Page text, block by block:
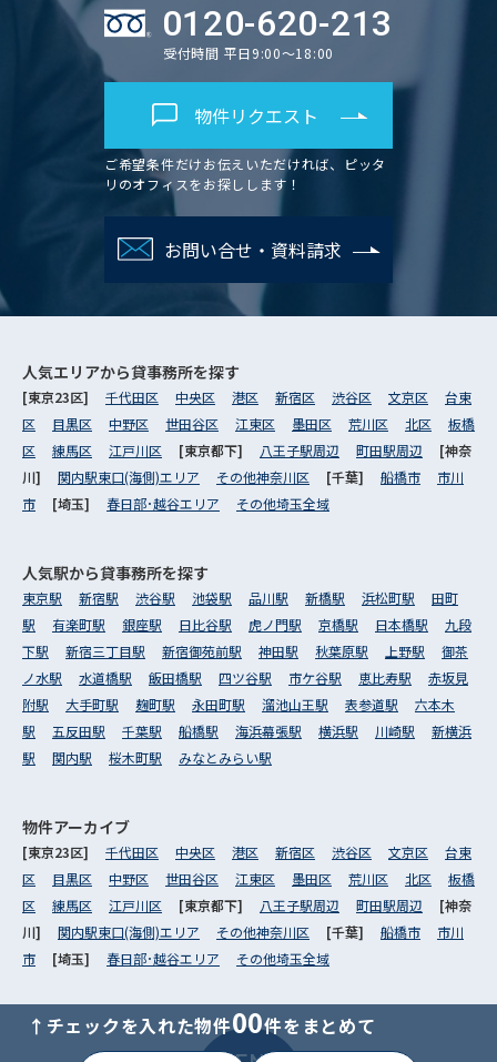
↑チェックを入れた物件00件をまとめて
0120-620-213
受付時間 平日9:00～18:00
物件リクエスト
ご希望条件だけお伝えいただければ、ピッタ
リのオフィスをお探しします！
お問い合せ・資料請求
人気エリアから貸事務所を探す
[東京23区] 千代田区 中央区 港区 新宿区 渋谷区 文京区
台東
区
目黒区 中野区 世田谷区 江東区 墨田区 荒川区 北区
板橋
区
練馬区 江戸川区 [東京都下] 八王子駅周辺 町田駅周辺
[神奈
川] 関内駅東口(海側)エリア その他神奈川区 [千葉] 船橋市
市川
市
[埼玉] 春日部･越谷エリア その他埼玉全域
人気駅から貸事務所を探す
東京駅 新宿駅 渋谷駅 池袋駅 品川駅 新橋駅 浜松町駅
田町
駅
有楽町駅 銀座駅 日比谷駅 虎ノ門駅 京橋駅 日本橋駅
九段
下駅
新宿三丁目駅 新宿御苑前駅 神田駅 秋葉原駅 上野駅
御茶
ノ水駅
水道橋駅 飯田橋駅 四ツ谷駅 市ケ谷駅 恵比寿駅
赤坂見
附駅
大手町駅 麹町駅 永田町駅 溜池山王駅 表参道駅
六本木
駅
五反田駅 千葉駅 船橋駅 海浜幕張駅 横浜駅 川崎駅
新横浜
駅
関内駅 桜木町駅 みなとみらい駅
物件アーカイブ
[東京23区] 千代田区 中央区 港区 新宿区 渋谷区 文京区
台東
区
目黒区 中野区 世田谷区 江東区 墨田区 荒川区 北区
板橋
区
練馬区 江戸川区 [東京都下] 八王子駅周辺 町田駅周辺
[神奈
川] 関内駅東口(海側)エリア その他神奈川区 [千葉] 船橋市
市川
市
[埼玉] 春日部･越谷エリア その他埼玉全域